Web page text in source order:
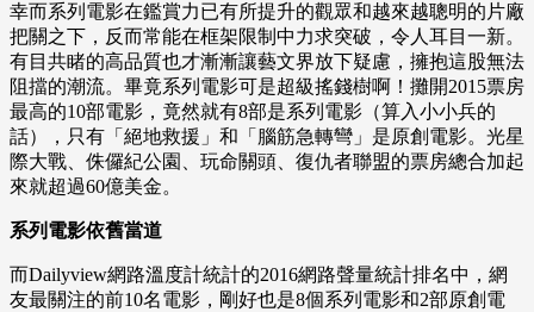
幸而系列電影在鑑賞力已有所提升的觀眾和越來越聰明的片廠
把關之下，反而常能在框架限制中力求突破，令人耳目一新。
有目共睹的高品質也才漸漸讓藝文界放下疑慮，擁抱這股無法
阻擋的潮流。畢竟系列電影可是超級搖錢樹啊！攤開2015票房
最高的10部電影，竟然就有8部是系列電影（算入小小兵的
話），只有「絕地救援」和「腦筋急轉彎」是原創電影。光星
際大戰、侏儸紀公園、玩命關頭、復仇者聯盟的票房總合加起
來就超過60億美金。
系列電影依舊當道
而Dailyview網路溫度計統計的2016網路聲量統計排名中，網
友最關注的前10名電影，剛好也是8個系列電影和2部原創電